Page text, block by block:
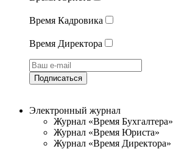
Время Кадровика
Время Директора
Подписаться
Электронный журнал
Журнал «Время Бухгалтера»
Журнал «Время Юриста»
Журнал «Время Директора»